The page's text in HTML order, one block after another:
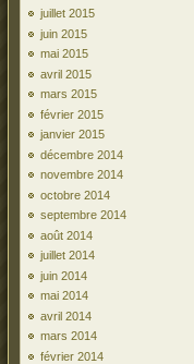
juillet 2015
juin 2015
mai 2015
avril 2015
mars 2015
février 2015
janvier 2015
décembre 2014
novembre 2014
octobre 2014
septembre 2014
août 2014
juillet 2014
juin 2014
mai 2014
avril 2014
mars 2014
février 2014